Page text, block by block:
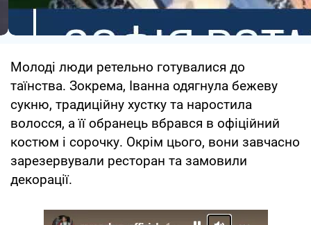
Молоді люди ретельно готувалися до
таїнства. Зокрема, Іванна одягнула бежеву
сукню, традиційну хустку та наростила
волосся, а її обранець вбрався в офіційний
костюм і сорочку. Окрім цього, вони завчасно
зарезервували ресторан та замовили
декорації.